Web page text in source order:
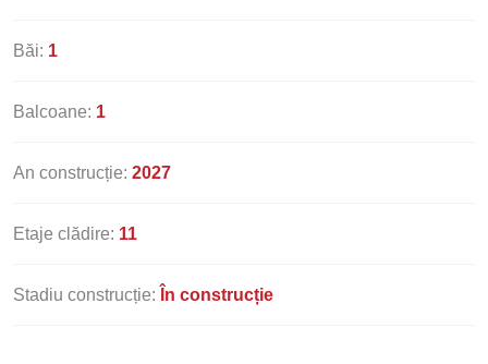
Băi: 1
Balcoane: 1
An construcție: 2027
Etaje clădire: 11
Stadiu construcție: În construcție